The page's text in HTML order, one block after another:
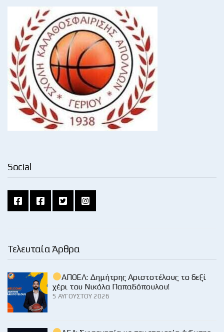
Social
Τελευταία Άρθρα
ΑΠΟΕΛ: Δημήτρης Αριστοτέλους το δεξί
χέρι του Νικόλα Παπαδόπουλου!
5 ΑΥΓΟΎΣΤΟΥ 2026